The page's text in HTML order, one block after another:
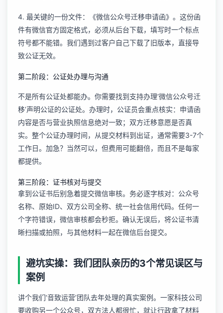
4. 最关键的一份文件：《微信公众号迁移申请函》。这份函
件有微信官方固定格式，必须从后台下载，填写时一个标点
符号都不能错。我们遇到过客户自己下载了旧版本，直接导
致公证无效。
第二阶段：公证处办理与沟通
不是所有公证处都能办。你需要找到支持办理‘微信公众号迁
移’声明公证的公证处。办理时，公证员会重点核实：申请函
内容是否与营业执照信息绝对一致；双方迁移意愿是否真
实。整个公证办理时间，从提交材料到出证，通常需要3-7个
工作日。加急？当然可以，但费用可能翻倍，而且不是每家
都提供。
第三阶段：证书核对与提交
拿到公证书后别急着提交微信审核。务必逐字核对：公众号
名称、原始ID、双方公司全称、统一社会信用代码。任何一
个字符错误，微信审核都会秒拒。确认无误后，将公证书清
晰扫描或拍照，与其他材料一起在微信后台提交。
避坑实操：我们团队亲历的3个常见误区与
案例
讲个我们‘音致运营’团队去年处理的真实案例。一家科技公司
要收购另一个公众号，双方法人都很忙，就让行政拿了材料